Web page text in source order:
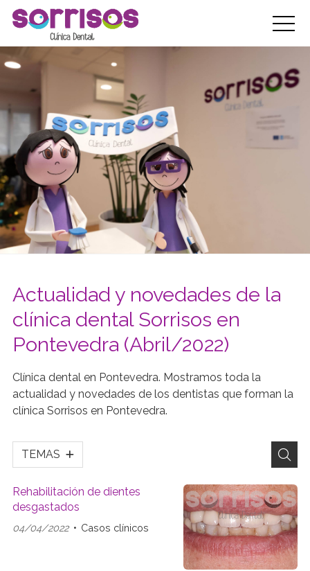
Actualidad y novedades de la
clínica dental Sorrisos en
Pontevedra (Abril/2022)
Clínica dental en Pontevedra. Mostramos toda la
actualidad y novedades de los dentistas que forman la
clínica Sorrisos en Pontevedra.
TEMAS
Rehabilitación de dientes
desgastados
04/04/2022 Casos clínicos